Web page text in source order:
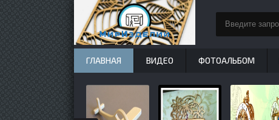
ГЛАВНАЯ ВИДЕО ФОТОАЛЬБОМ